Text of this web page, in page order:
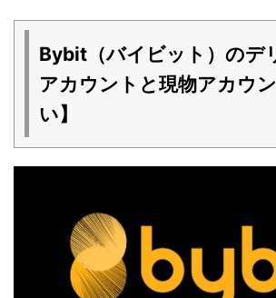
Bybit（バイビット）のデ
アカウントと現物アカウ
い】